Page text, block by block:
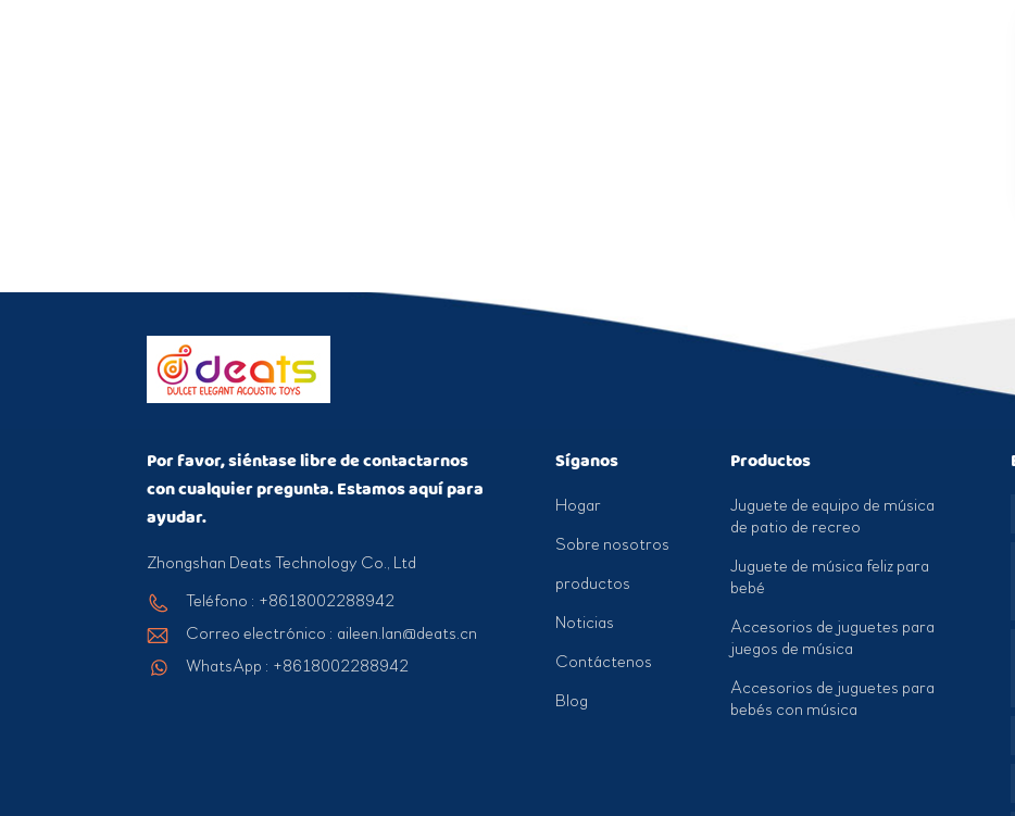
Por favor, siéntase libre de contactarnos
con cualquier pregunta. Estamos aquí para
ayudar.
Zhongshan Deats Technology Co., Ltd
Teléfono : +8618002288942
Correo electrónico : aileen.lan@deats.cn
WhatsApp : +8618002288942
Síganos
Hogar
Sobre nosotros
productos
Noticias
Contáctenos
Blog
Productos
Juguete de equipo de música
de patio de recreo
Juguete de música feliz para
bebé
Accesorios de juguetes para
juegos de música
Accesorios de juguetes para
bebés con música